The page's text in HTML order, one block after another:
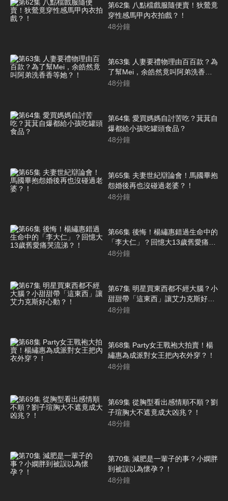
第62集 八點檔戲服隨便賣！狄鶯竟
穿性感馬甲內衣拍戲？！
48分鐘
第63集 人妻要禮物理由百百款？為
了幫Mei，余皓然竟叫阿弟洗香香
等她？！
48分鐘
第64集 愛買媽媽自討苦吃？萁萁自
爆都給小孩吃罐頭食品？
48分鐘
第65集 夫妻世紀辯論會！馬國畢抱
怨婚後再也沒碰過老婆？！
48分鐘
第66集 後悔！楊繡惠錯過生命中的
「李大仁」？回憶大13歲舊愛痛哭
流涕？！
48分鐘
第67集 明星買東西都不經大腦？小
甜甜帶「這東西」讓艾力克斯好心
動？！
48分鐘
第68集 Party女王戰袍大拍賣！楊
繡惠為成派對女王把內衣外穿？！
48分鐘
第69集 從胸型看出感情順不順？劉
子瑄胸大不遮竟成大凶兆？！
48分鐘
第70集 減肥是一輩子的事？小嫻胖
到被誤以為懷孕？！
48分鐘